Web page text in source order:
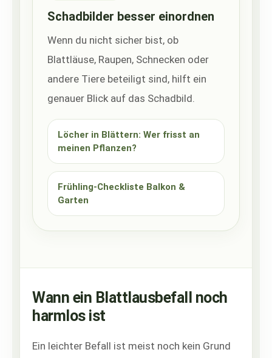
Schadbilder besser einordnen
Wenn du nicht sicher bist, ob
Blattläuse, Raupen, Schnecken oder
andere Tiere beteiligt sind, hilft ein
genauer Blick auf das Schadbild.
Löcher in Blättern: Wer frisst an
meinen Pflanzen?
Frühling-Checkliste Balkon &
Garten
Wann ein Blattlausbefall noch
harmlos ist
Ein leichter Befall ist meist noch kein Grund